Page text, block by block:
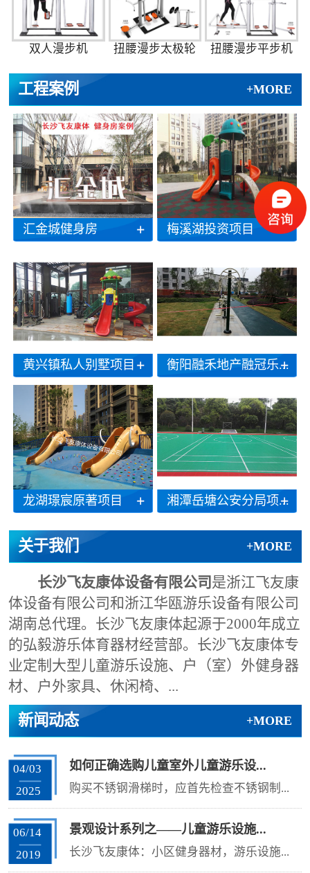
双人漫步机 扭腰漫步太极轮 扭腰漫步平步机
工程案例 +MORE
汇金城健身房 梅溪湖投资项目
黄兴镇私人别墅项目 衡阳融禾地产融冠乐...
龙湖璟宸原著项目 湘潭岳塘公安分局项...
关于我们 +MORE
长沙飞友康体设备有限公司 是浙江飞友康
体设备有限公司和浙江华瓯游乐设备有限公司
湖南总代理。长沙飞友康体起源于2000年成立
的弘毅游乐体育器材经营部。长沙飞友康体专
业定制大型儿童游乐设施、户（室）外健身器
材、户外家具、休闲椅、...
新闻动态 +MORE
04/03
2025
如何正确选购儿童室外儿童游乐设...
购买不锈钢滑梯时，应首先检查不锈钢制...
06/14
2019
景观设计系列之——儿童游乐设施...
长沙飞友康体：小区健身器材，游乐设施...